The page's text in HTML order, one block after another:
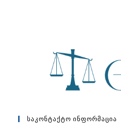
Საკონტაქტო Ინფორმაცია